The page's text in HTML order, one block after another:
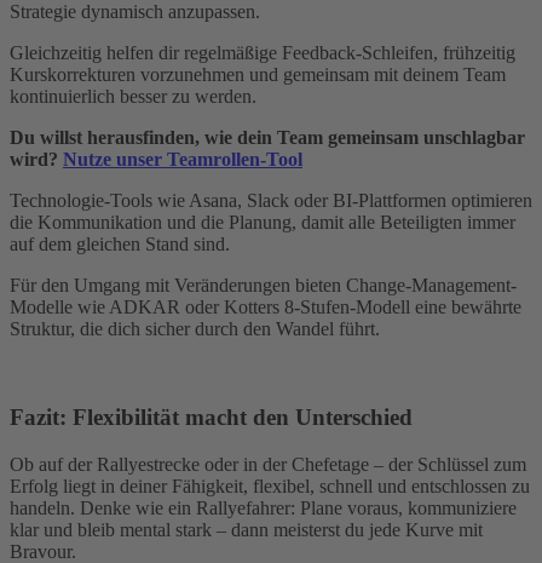
Strategie dynamisch anzupassen.
Gleichzeitig helfen dir regelmäßige Feedback-Schleifen, frühzeitig
Kurskorrekturen vorzunehmen und gemeinsam mit deinem Team
kontinuierlich besser zu werden.
Du willst herausfinden, wie dein Team gemeinsam unschlagbar
wird? Nutze unser Teamrollen-Tool
Technologie-Tools wie Asana, Slack oder BI-Plattformen optimieren
die Kommunikation und die Planung, damit alle Beteiligten immer
auf dem gleichen Stand sind.
Für den Umgang mit Veränderungen bieten Change-Management-
Modelle wie ADKAR oder Kotters 8-Stufen-Modell eine bewährte
Struktur, die dich sicher durch den Wandel führt.
Fazit: Flexibilität macht den Unterschied
Ob auf der Rallyestrecke oder in der Chefetage – der Schlüssel zum
Erfolg liegt in deiner Fähigkeit, flexibel, schnell und entschlossen zu
handeln. Denke wie ein Rallyefahrer: Plane voraus, kommuniziere
klar und bleib mental stark – dann meisterst du jede Kurve mit
Bravour.